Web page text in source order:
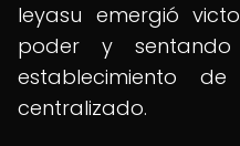
Ieyasu emergió
poder y
establecimiento
centralizado.